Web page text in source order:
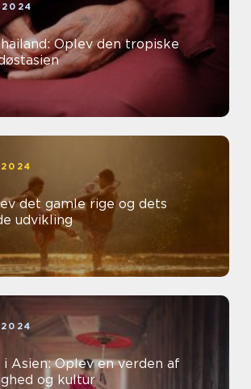
Oplev den tropiske
det gamle rige og dets
udvikling
i Asien: Oplev en verden af
og kultur